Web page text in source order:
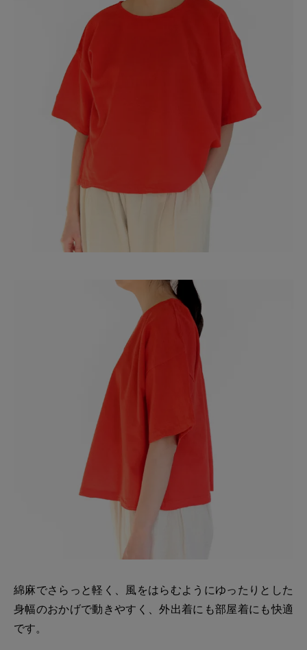
綿麻でさらっと軽く、風をはらむようにゆったりとした
身幅のおかげで動きやすく、外出着にも部屋着にも快適
です。